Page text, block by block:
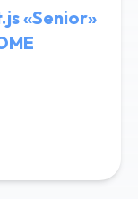
«Senior»